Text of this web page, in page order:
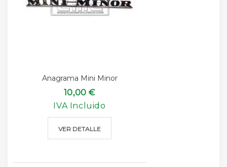
Anagrama Mini Minor
10,00 €
IVA Incluido
VER DETALLE